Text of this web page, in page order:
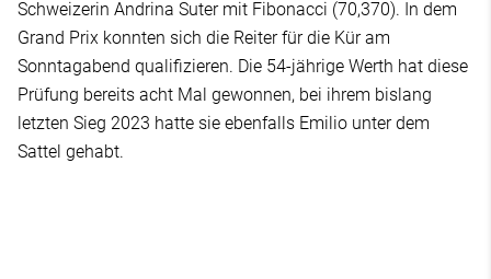
Schweizerin Andrina Suter mit Fibonacci (70,370). In dem
Grand Prix konnten sich die Reiter für die Kür am
Sonntagabend qualifizieren. Die 54-jährige Werth hat diese
Prüfung bereits acht Mal gewonnen, bei ihrem bislang
letzten Sieg 2023 hatte sie ebenfalls Emilio unter dem
Sattel gehabt.